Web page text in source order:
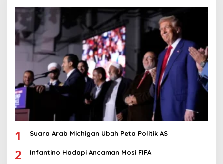
1 Suara Arab Michigan Ubah Peta Politik AS
2 Infantino Hadapi Ancaman Mosi FIFA